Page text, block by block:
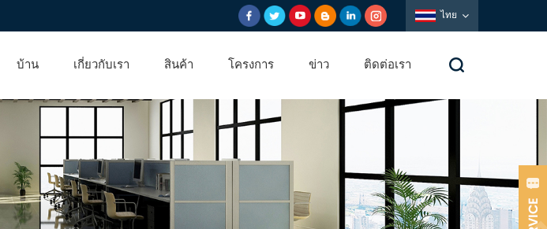
ไทย
บ้าน เกี่ยวกับเรา สินค้า โครงการ ข่าว ติดต่อเรา